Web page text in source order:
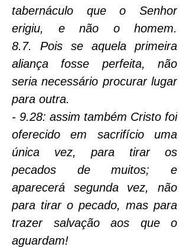
tabernáculo que o Senhor
erigiu, e não o homem.
8.7.
Pois se aquela primeira
aliança fosse perfeita, não
seria necessário procurar lugar
para outra.
- 9.28: assim também Cristo foi
oferecido em sacrifício uma
única vez, para tirar os
pecados de muitos; e
aparecerá segunda vez, não
para tirar o pecado, mas para
trazer salvação aos que o
aguardam!